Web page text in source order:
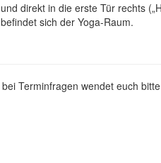
direkt in die erste Tür rechts
sich der Yoga-Raum.
Terminfragen wendet euch